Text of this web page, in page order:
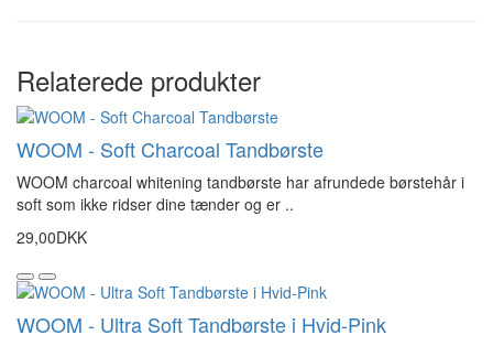
Relaterede produkter
WOOM - Soft Charcoal Tandbørste
WOOM charcoal whitening tandbørste har afrundede børstehår i
soft som ikke ridser dine tænder og er ..
29,00DKK
WOOM - Ultra Soft Tandbørste i Hvid-Pink